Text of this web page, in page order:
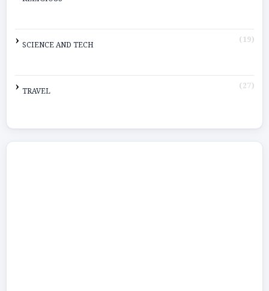
SCIENCE AND TECH (19)
TRAVEL (27)